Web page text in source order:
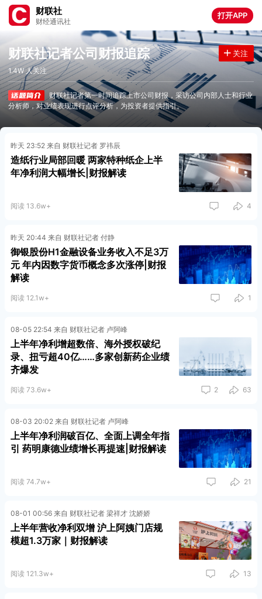
财联社
财经通讯社
打开APP
财联社记者公司财报追踪 关注
1.4W 人关注
财联社记者第一时间追踪上市公司财报，采访公司内部人士和行业
分析师，对业绩表现进行点评分析，为投资者提供指引。
昨天 23:52 来自 财联社记者 罗祎辰
造纸行业局部回暖 两家特种纸企上半
年净利润大幅增长|财报解读
阅读 13.6w+ 4
昨天 20:44 来自 财联社记者 付静
御银股份H1金融设备业务收入不足3万
元 年内因数字货币概念多次涨停|财报
解读
阅读 12.1w+ 1
08-05 22:54 来自 财联社记者 卢阿峰
上半年净利增超数倍、海外授权破纪
录、扭亏超40亿……多家创新药企业绩
齐爆发
阅读 73.6w+ 2 63
08-03 20:02 来自 财联社记者 卢阿峰
上半年净利润破百亿、全面上调全年指
引 药明康德业绩增长再提速|财报解读
阅读 74.7w+ 21
08-01 00:56 来自 财联社记者 梁祥才 沈娇娇
上半年营收净利双增 沪上阿姨门店规
模超1.3万家｜财报解读
阅读 121.3w+ 13